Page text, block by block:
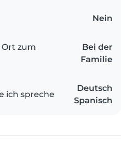
Nein
zum
Bei der
Familie
ich spreche
Deutsch
Spanisch